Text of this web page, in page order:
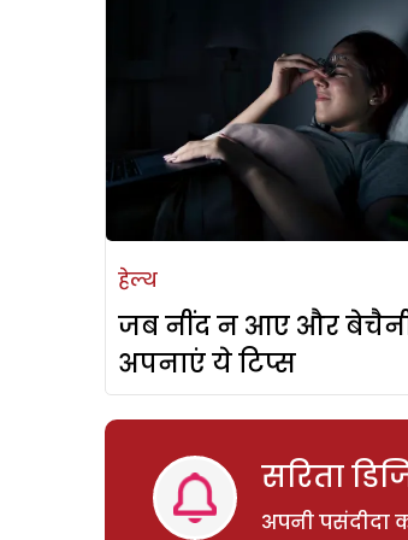
हेल्थ
जब नींद न आए और
अपनाएं ये टिप्स
सरिता
अपनी पसंदीदा